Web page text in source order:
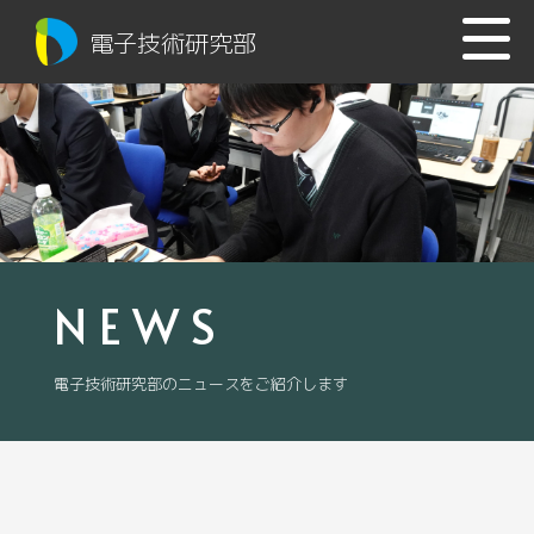
電子技術研究部
NEWS
電子技術研究部のニュースをご紹介します